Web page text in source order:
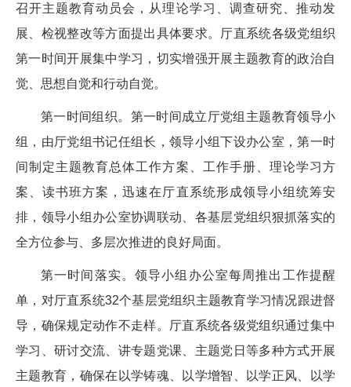
召开主题教育动员会，从理论学习、调查研究、推动发
展、检视整改等方面提出具体要求。厅直系统各级党组织
第一时间开展集中学习，切实增强开展主题教育的政治自
觉、思想自觉和行动自觉。
第一时间组织。第一时间成立厅党组主题教育领导小
组，由厅党组书记任组长，领导小组下设办公室，第一时
间制定主题教育总体工作方案、工作手册、理论学习方
案、读书班方案，迅速在厅直系统形成领导小组统筹安
排，领导小组办公室协调联动、各基层党组织狠抓落实的
全方位参与、多层次推进的良好局面。
第一时间落实。领导小组办公室每周推出工作提醒
单，对厅直系统32个基层党组织主题教育学习情况跟进督
导，确保规定动作不走样。厅直系统各级党组织通过集中
学习、研讨交流、讲专题党课、主题党日等多种方式开展
主题教育，确保在以学铸魂、以学增智、以学正风、以学